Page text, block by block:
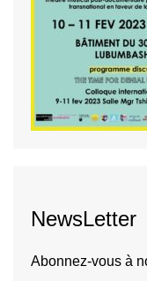
NewsLetter
Abonnez-vous à